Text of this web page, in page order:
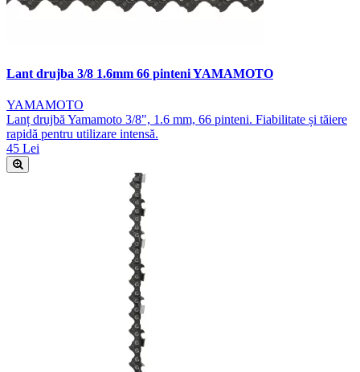
Lant drujba 3/8 1.6mm 66 pinteni YAMAMOTO
YAMAMOTO
Lanț drujbă Yamamoto 3/8", 1.6 mm, 66 pinteni. Fiabilitate și tăiere
rapidă pentru utilizare intensă.
45 Lei